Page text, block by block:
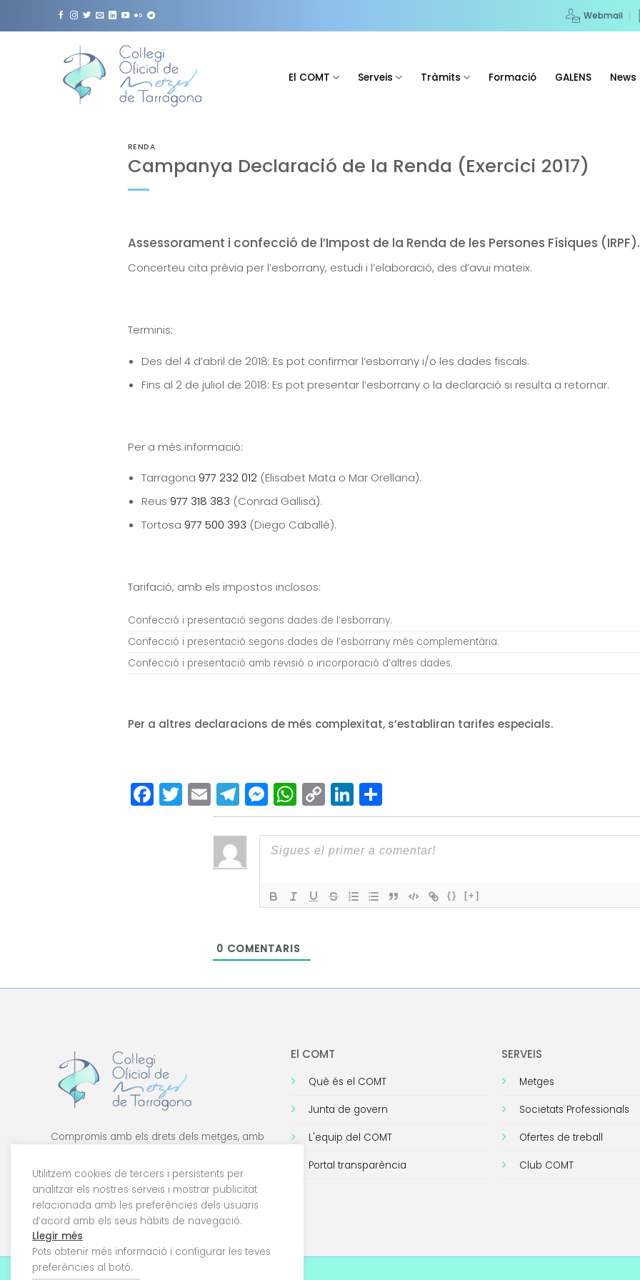
Webmail
El COMT Serveis Tràmits Formació GALENS News
RENDA
Campanya Declaració de la Renda (Exercici 2017)
Assessorament i confecció de l’Impost de la Renda de les Persones Físiques (IRPF).
Concerteu cita prèvia per l’esborrany, estudi i l’elaboració, des d’avui mateix.
Terminis:
Des del 4 d’abril de 2018: Es pot confirmar l’esborrany i/o les dades fiscals.
Fins al 2 de juliol de 2018: Es pot presentar l’esborrany o la declaració si resulta a retornar.
Per a més informació:
Tarragona 977 232 012 (Elisabet Mata o Mar Orellana).
Reus 977 318 383 (Conrad Gallisà).
Tortosa 977 500 393 (Diego Caballé).
Tarifació, amb els impostos inclosos:
Confecció i presentació segons dades de l’esborrany.
Confecció i presentació segons dades de l’esborrany més complementària.
Confecció i presentació amb revisió o incorporació d’altres dades.
Per a altres declaracions de més complexitat, s’establiran tarifes especials.
Facebook
Twitter
EmailTelegram
Messenger
WhatsApp
Copy
Link
LinkedIn
Comparteix
{} [+]
0 COMENTARIS
Compromís amb els drets dels metges, amb
El COMT
Què és el COMT
Junta de govern
L'equip del COMT
Portal transparència
SERVEIS
Metges
Societats Professionals
Ofertes de treball
Club COMT
Utilitzem cookies de tercers i persistents per
analitzar els nostres serveis i mostrar publicitat
relacionada amb les preferències dels usuaris
d’acord amb els seus hàbits de navegació.
Llegir més
Pots obtenir més informació i configurar les teves
preferències al botó.